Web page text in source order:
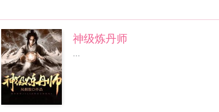
神级炼丹师
...